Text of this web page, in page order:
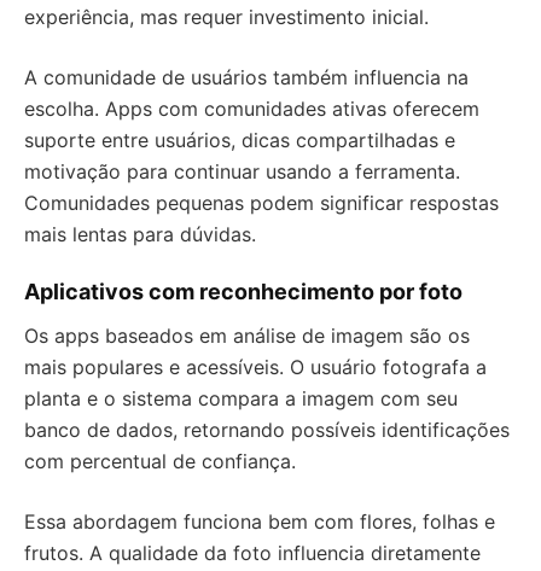
experiência, mas requer investimento inicial.
A comunidade de usuários também influencia na
escolha. Apps com comunidades ativas oferecem
suporte entre usuários, dicas compartilhadas e
motivação para continuar usando a ferramenta.
Comunidades pequenas podem significar respostas
mais lentas para dúvidas.
Aplicativos com reconhecimento por foto
Os apps baseados em análise de imagem são os
mais populares e acessíveis. O usuário fotografa a
planta e o sistema compara a imagem com seu
banco de dados, retornando possíveis identificações
com percentual de confiança.
Essa abordagem funciona bem com flores, folhas e
frutos. A qualidade da foto influencia diretamente